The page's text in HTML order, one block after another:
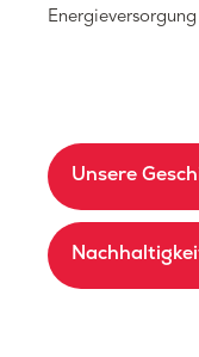
Unsere